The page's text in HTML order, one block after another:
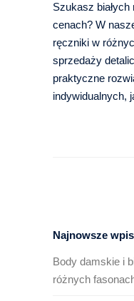
Szukasz
cenach? W
ręczniki w
sprzedaży
praktyczne
indywidualnych,
Najnowsze
Body damskie i
różnych